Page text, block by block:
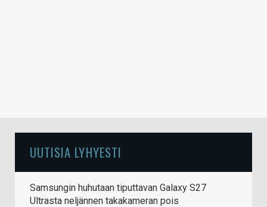
UUTISIA LYHYESTI
Samsungin huhutaan tiputtavan Galaxy S27
Ultrasta neljännen takakameran pois